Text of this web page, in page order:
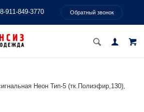
8-911-849-3770 Обратный звонок
Неон Тип-5 (тк.Полиэфир,130),